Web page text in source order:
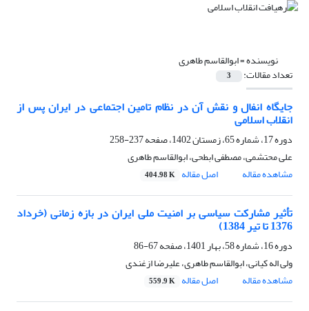
نویسنده =ابوالقاسم طاهری
تعداد مقالات: 3
جایگاه انفال و نقش آن در نظام تامین اجتماعی در ایران پس از
انقلاب اسلامی
دوره 17، شماره 65، زمستان 1402، صفحه
237-258
علی محتشمی، مصطفی ابطحی، ابوالقاسم طاهری
مشاهده مقاله
اصل مقاله 404.98 K
تأثیر مشارکت سیاسی بر امنیت ملی ایران در بازه زمانی (خرداد
1376 تا تیر 1384)
دوره 16، شماره 58، بهار 1401، صفحه
67-86
ولی اله کیانی، ابوالقاسم طاهری، علیرضا ازغندی
مشاهده مقاله
اصل مقاله 559.9 K